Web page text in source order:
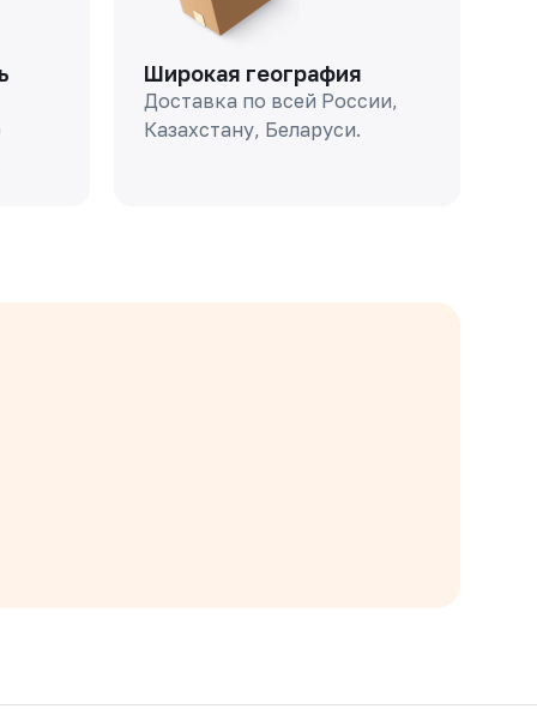
Широкая география
Доставка по всей России,
Казахстану, Беларуси.